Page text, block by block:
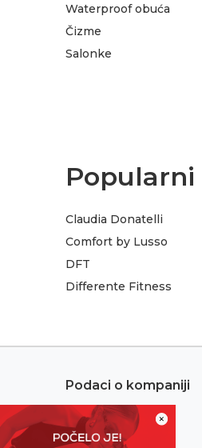
×
Waterproof obuća
Čizme
Salonke
Claudia Donatelli
Comfort by Lusso
DFT
Differente Fitness
Podaci o kompaniji
Adresa:
Sremska 1